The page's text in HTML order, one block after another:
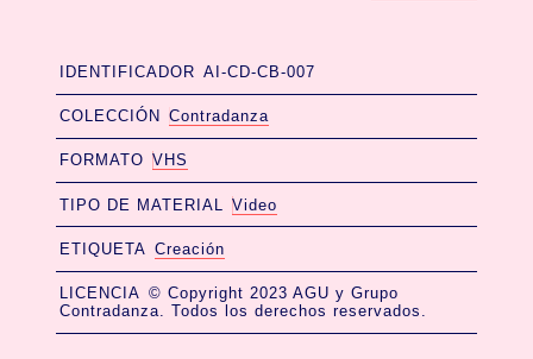
IDENTIFICADOR AI-CD-CB-007
COLECCIÓN Contradanza
FORMATO VHS
TIPO DE MATERIAL Video
ETIQUETA Creación
LICENCIA © Copyright 2023 AGU y Grupo
Contradanza. Todos los derechos reservados.